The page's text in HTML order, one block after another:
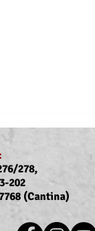
278,
202
(Cantina)